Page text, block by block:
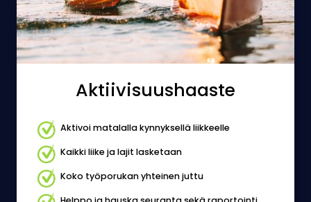
Aktiivisuushaaste
Aktivoi matalalla kynnyksellä liikkeelle
Kaikki liike ja lajit lasketaan
Koko työporukan yhteinen juttu